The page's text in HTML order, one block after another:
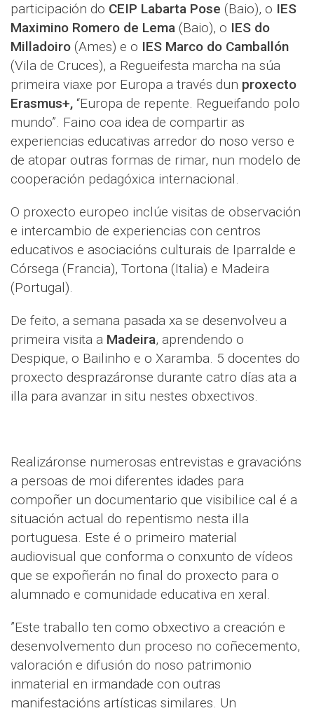
participación do CEIP Labarta Pose (Baio), o IES
Maximino Romero de Lema (Baio), o IES do
Milladoiro (Ames) e o IES Marco do Camballón
(Vila de Cruces), a Regueifesta marcha na súa
primeira viaxe por Europa a través dun proxecto
Erasmus+, “Europa de repente. Regueifando polo
mundo”. Faino coa idea de compartir as
experiencias educativas arredor do noso verso e
de atopar outras formas de rimar, nun modelo de
cooperación pedagóxica internacional.
O proxecto europeo inclúe visitas de observación
e intercambio de experiencias con centros
educativos e asociacións culturais de Iparralde e
Córsega (Francia), Tortona (Italia) e Madeira
(Portugal).
De feito, a semana pasada xa se desenvolveu a
primeira visita a Madeira, aprendendo o
Despique, o Bailinho e o Xaramba. 5 docentes do
proxecto desprazáronse durante catro días ata a
illa para avanzar in situ nestes obxectivos.
Realizáronse numerosas entrevistas e gravacións
a persoas de moi diferentes idades para
compoñer un documentario que visibilice cal é a
situación actual do repentismo nesta illa
portuguesa. Este é o primeiro material
audiovisual que conforma o conxunto de vídeos
que se expoñerán no final do proxecto para o
alumnado e comunidade educativa en xeral.
”Este traballo ten como obxectivo a creación e
desenvolvemento dun proceso no coñecemento,
valoración e difusión do noso patrimonio
inmaterial en irmandade con outras
manifestacións artísticas similares. Un